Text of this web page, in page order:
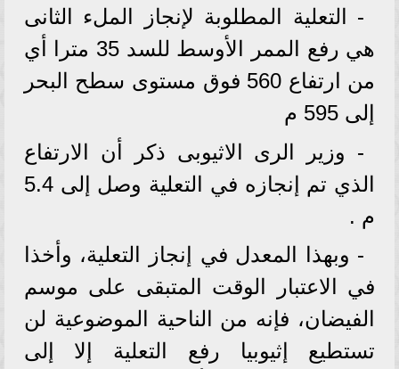
- التعلية المطلوبة لإنجاز الملء الثانى
هي رفع الممر الأوسط للسد 35 مترا أي
من ارتفاع 560 فوق مستوى سطح البحر
إلى 595 م
- وزير الرى الاثيوبى ذكر أن الارتفاع
الذي تم إنجازه في التعلية وصل إلى 5.4
م .
- وبهذا المعدل في إنجاز التعلية، وأخذا
في الاعتبار الوقت المتبقى على موسم
الفيضان، فإنه من الناحية الموضوعية لن
تستطيع إثيوبيا رفع التعلية إلا إلى